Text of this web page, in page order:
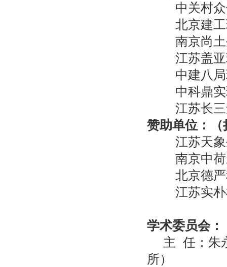
中关村
北京建
南京尚
江苏盖
中建八
中科鼎
江苏长
赞助单位：
江苏天
南京中
北京德
江苏实
学术委员会
主 任：朱
所）